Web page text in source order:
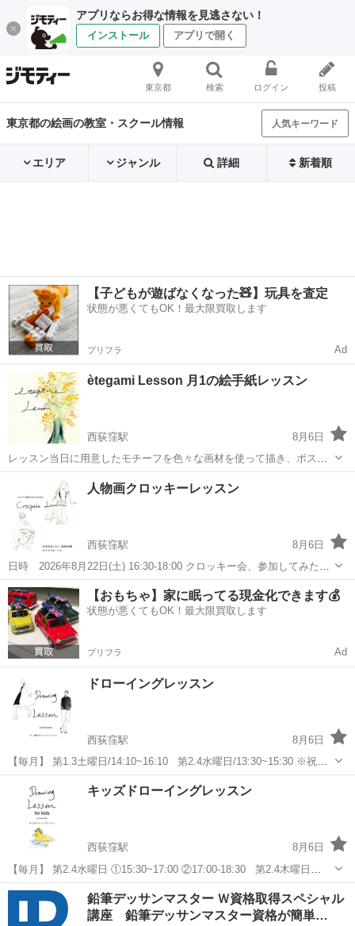
アプリならお得な情報を見逃さない！
インストール アプリで開く
東京都 検索 ログイン 投稿
東京都の絵画の教室・スクール情報 人気キーワード
エリア ジャンル 詳細 新着順
【子どもが遊ばなくなった🧸】玩具を査定
状態が悪くてもOK！最大限買取します
プリフラ Ad
ètegami Lesson 月1の絵手紙レッスン
西荻窪駅
8月6日
レッスン当日に用意したモチーフを色々な画材を使って描き、ポスト
カードサイズの作品を1枚仕上げるレッスン 持ち物は ・鉛筆/ 消しゴ
ム ・練習用のスケッチブック レッスンでは、 画材（ペン、水彩絵の
具、色鉛筆...
杉並区 西荻窪駅 デッサン
人物画クロッキーレッスン
西荻窪駅
8月6日
日時 2026年8月22日(土) 16:30-18:00 クロッキー会、参加してみたい
けれど 描き方がわからない、どこから描いたらいいかわからない、思
うように描けない 描ける人がたくさんいて恐縮してしまう な...
東京 杉並区 西荻窪駅 デッサン モデル
【おもちゃ】家に眠ってる現金化できます💰
状態が悪くてもOK！最大限買取します
プリフラ Ad
ドローイングレッスン
西荻窪駅
8月6日
【毎月】 第1.3土曜日/14:10~16:10 第2.4水曜日/13:30~15:30 ※祝日
や年末年始・お盆時期など開催日がイレギュラーとなることがありま
すので、下記の予定をご確認ください。 2026年...
西荻窪駅 イラスト
キッズドローイングレッスン
西荻窪駅
8月6日
【毎月】 第2.4水曜日 ①15:30~17:00 ②17:00-18:30 第2.4木曜日
17:00-18:30 場所：アトリエ・ハコ @atelierhaco01 東京都杉並区西荻
南...
東京 杉並区 西荻窪駅 水彩画 西荻
鉛筆デッサンマスター Ｗ資格取得スペシャル
講座 鉛筆デッサンマスター資格が簡単…